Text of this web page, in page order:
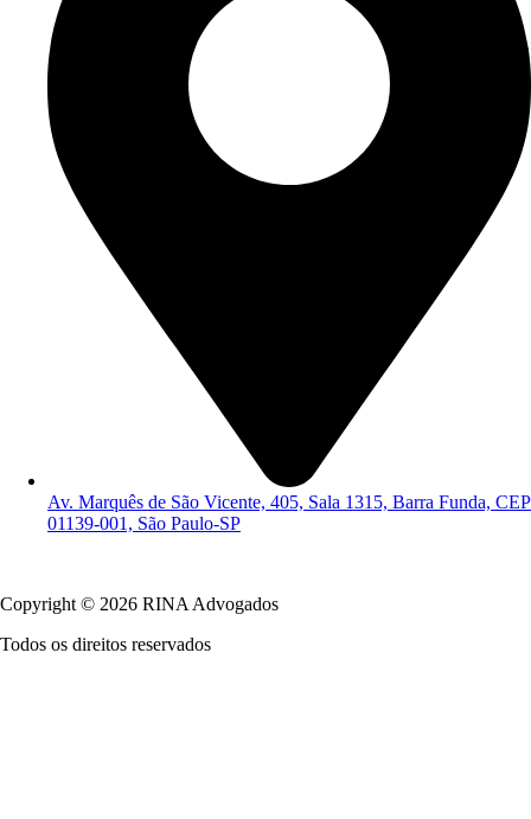
Av. Marquês de São Vicente, 405, Sala 1315, Barra Funda, CEP
01139-001, São Paulo-SP
Copyright © 2026 RINA Advogados
Todos os direitos reservados